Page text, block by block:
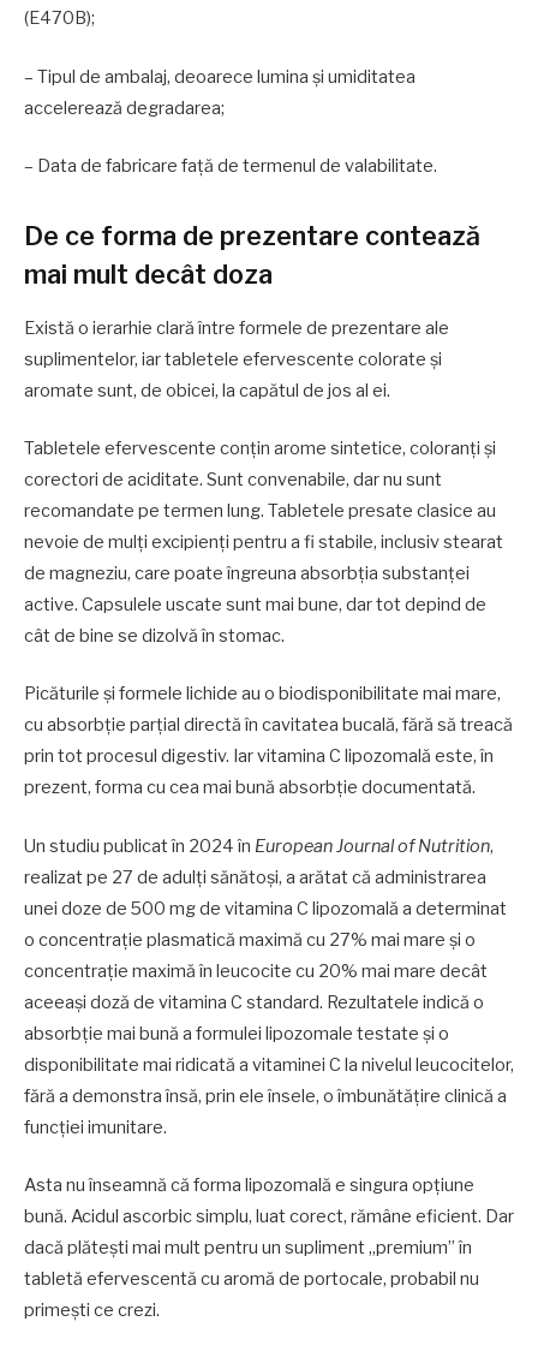
(E470B);
– Tipul de ambalaj, deoarece lumina și umiditatea
accelerează degradarea;
– Data de fabricare față de termenul de valabilitate.
De ce forma de prezentare contează
mai mult decât doza
Există o ierarhie clară între formele de prezentare ale
suplimentelor, iar tabletele efervescente colorate și
aromate sunt, de obicei, la capătul de jos al ei.
Tabletele efervescente conțin arome sintetice, coloranți și
corectori de aciditate. Sunt convenabile, dar nu sunt
recomandate pe termen lung. Tabletele presate clasice au
nevoie de mulți excipienți pentru a fi stabile, inclusiv stearat
de magneziu, care poate îngreuna absorbția substanței
active. Capsulele uscate sunt mai bune, dar tot depind de
cât de bine se dizolvă în stomac.
Picăturile și formele lichide au o biodisponibilitate mai mare,
cu absorbție parțial directă în cavitatea bucală, fără să treacă
prin tot procesul digestiv. Iar vitamina C lipozomală este, în
prezent, forma cu cea mai bună absorbție documentată.
Un studiu publicat în 2024 în European Journal of Nutrition,
realizat pe 27 de adulți sănătoși, a arătat că administrarea
unei doze de 500 mg de vitamina C lipozomală a determinat
o concentrație plasmatică maximă cu 27% mai mare și o
concentrație maximă în leucocite cu 20% mai mare decât
aceeași doză de vitamina C standard. Rezultatele indică o
absorbție mai bună a formulei lipozomale testate și o
disponibilitate mai ridicată a vitaminei C la nivelul leucocitelor,
fără a demonstra însă, prin ele însele, o îmbunătățire clinică a
funcției imunitare.
Asta nu înseamnă că forma lipozomală e singura opțiune
bună. Acidul ascorbic simplu, luat corect, rămâne eficient. Dar
dacă plătești mai mult pentru un supliment „premium” în
tabletă efervescentă cu aromă de portocale, probabil nu
primești ce crezi.